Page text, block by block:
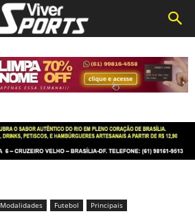
Modalidades Futebol Principais